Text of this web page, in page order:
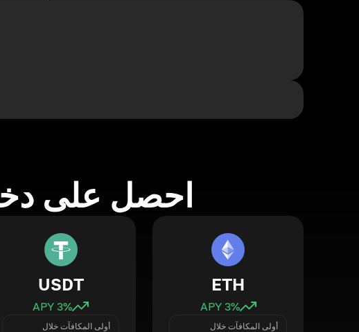
احصل على
ETH
3% APY
أولى المكافآت خلال
USDT
3% APY
أولى المكافآت خلال